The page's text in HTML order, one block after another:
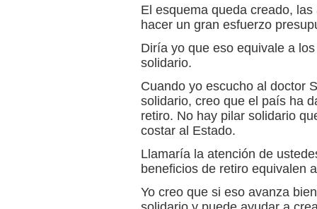
El esquema queda creado,
hacer un gran esfuerzo
Diría yo que eso equivale a
solidario.
Cuando yo escucho al doctor
solidario, creo que el país ha
retiro. No hay pilar solidario
costar al Estado.
Llamaría la atención de
beneficios de retiro equivalen
Yo creo que si eso avanza